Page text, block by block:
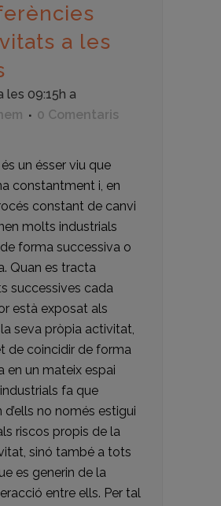
a les
les 09:15h a
0 Comentaris
un ésser viu que
constantment i, en
constant de canvi
molts industrials
forma successiva o
Quan es tracta
successives cada
està exposat als
seva pròpia activitat,
de coincidir de forma
en un mateix espai
fa que
d’ells no només estigui
riscos propis de la
sinó també a tots
es generin de la
entre ells. Per tal